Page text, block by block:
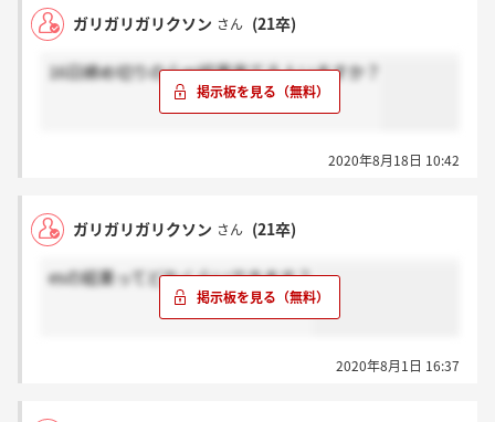
ガリガリガリクソン さん (21卒)
16日締め切りのらes結果来てる人いますか？
2020年8月18日 10:42
ガリガリガリクソン さん (21卒)
esの結果ってどれくらいできます？
2020年8月1日 16:37